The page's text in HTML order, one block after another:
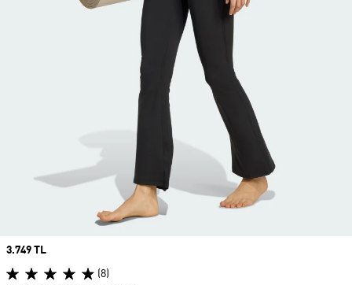
Price
3.749 TL
(8)